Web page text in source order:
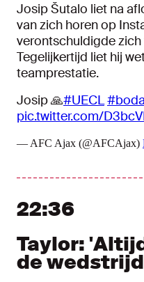
Josip Šutalo liet na
van zich horen op
verontschuldigde
Tegelijkertijd liet hij
teamprestatie.
Josip 🙏#UECL
pic.twitter.com/
— AFC Ajax (@AFCAjax)
22:36
Taylor:
de